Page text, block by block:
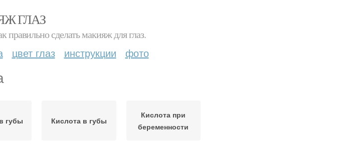
ГЛАЗ
сделать макияж для глаз.
цвет глаз инструкции фото
губы Кислота в губы
Кислота при
беременности